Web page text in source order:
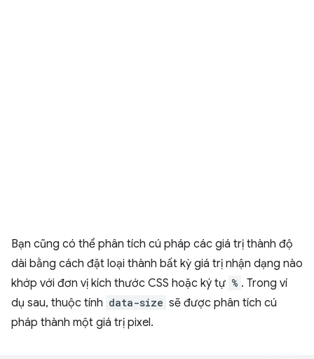
Bạn cũng có thể phân tích cú pháp các giá trị thành độ
dài bằng cách đặt loại thành bất kỳ giá trị nhận dạng nào
khớp với đơn vị kích thước CSS hoặc ký tự % . Trong ví
dụ sau, thuộc tính data-size sẽ được phân tích cú
pháp thành một giá trị pixel.